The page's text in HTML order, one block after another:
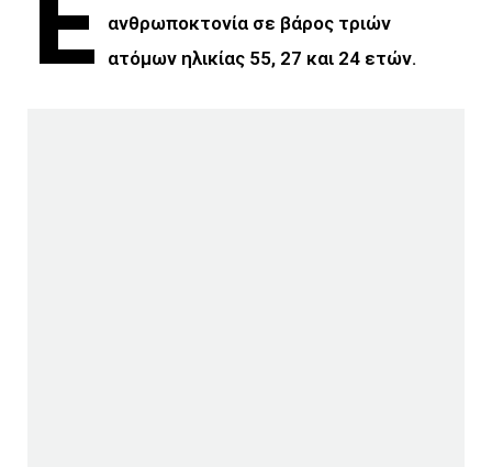
ανθρωποκτονία σε βάρος τριών
ατόμων ηλικίας 55, 27 και 24 ετών.